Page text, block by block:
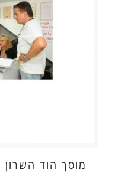
מוסך הוד השרון